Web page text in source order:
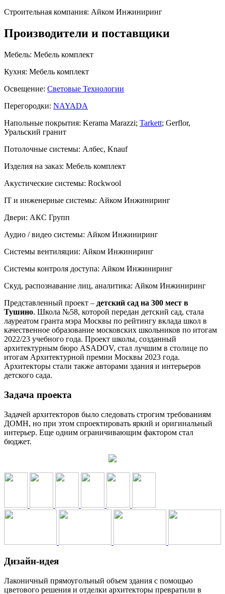
Строительная компания: Айком Инжиниринг
Производители и поставщики
Мебель: Мебель комплект
Кухня: Мебель комплект
Освещение: Световые Технологии
Перегородки: NAYADA
Напольные покрытия: Kerama Marazzi; Tarkett; Gerflor,
Уральский гранит
Потолочные системы: Албес, Knauf
Изделия на заказ: Мебель комплект
Акустические системы: Rockwool
IT и инженерные системы: Айком Инжиниринг
Двери: АКС Групп
Аудио / видео системы: Айком Инжиниринг
Системы вентиляции: Айком Инжиниринг
Системы контроля доступа: Айком Инжиниринг
Скуд, распознавание лиц, аналитика: Айком Инжиниринг
Представленный проект – детский сад на 300 мест в
Тушино. Школа №58, которой передан детский сад, стала
лауреатом гранта мэра Москвы по рейтингу вклада школ в
качественное образование московских школьников по итогам
2022/23 учебного года. Проект школы, созданный
архитектурным бюро ASADOV, стал лучшим в столице по
итогам Архитектурной премии Москвы 2023 года.
Архитекторы стали также авторами здания и интерьеров
детского сада.
Задача проекта
Задачей архитекторов было следовать строгим требованиям
ДОМН, но при этом спроектировать яркий и оригинальный
интерьер. Еще одним ограничивающим фактором стал
бюджет.
Дизайн-идея
Лаконичный прямоугольный объем здания с помощью
цветового решения и отделки архитекторы превратили в